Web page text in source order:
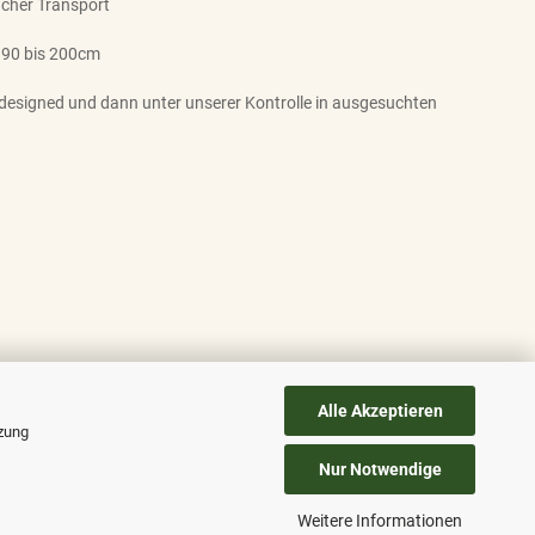
Alle Akzeptieren
Nur Notwendige
Weitere Informationen
Transport
bis 200cm
und dann unter unserer Kontrolle in ausgesuchten